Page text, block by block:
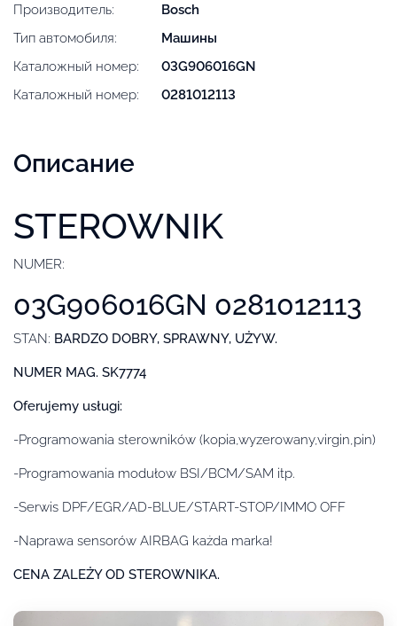
Производитель:
Bosch
Тип автомобиля:
Машины
Каталожный номер:
03G906016GN
Каталожный номер:
0281012113
Описание
STEROWNIK
NUMER:
03G906016GN 0281012113
STAN: BARDZO DOBRY, SPRAWNY, UŻYW.
NUMER MAG. SK7774
Oferujemy usługi:
-Programowania sterowników (kopia,wyzerowany,virgin,pin)
-Programowania modułow BSI/BCM/SAM itp.
-Serwis DPF/EGR/AD-BLUE/START-STOP/IMMO OFF
-Naprawa sensorów AIRBAG każda marka!
CENA ZALEŻY OD STEROWNIKA.